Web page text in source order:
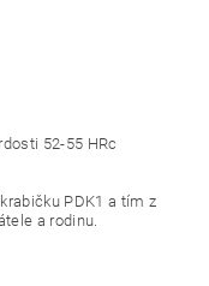
52-55 HRc
PDK1 a tím z
a rodinu.